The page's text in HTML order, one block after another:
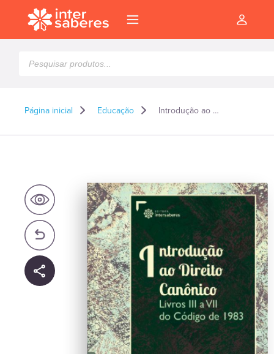
produtos
Página inicial Educação Introdução ao Direito Canônico Livros III a VII do Código de 1983